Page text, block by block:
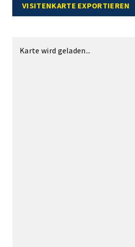
VISITENKARTE EXPORTIEREN
Karte wird geladen...